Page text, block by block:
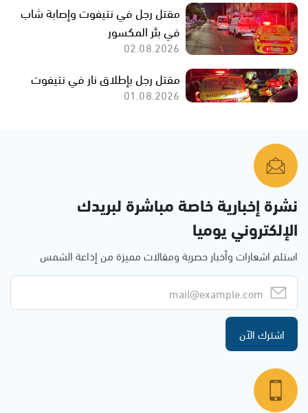
مقتل رجل في نتيفوت وإصابة شاب
في بئر المكسور
02.08.2026
مقتل رجل بإطلاق نار في نتيفوت
01.08.2026
نشرة إخبارية خاصة مباشرة لبريدك
الإلكتروني يوميا
استلم اشعارات وأخبار حصرية ومقالات مميزة من إذاعة الشمس
اشترك الآن